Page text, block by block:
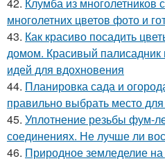
многолетних цветов фото и
43. Как красиво посадить
домом. Красивый
идей для вдохновения
44. Планировка сада и
правильно выбрать место
45. Уплотнение резьбы фум-
соединениях. Не лучше ли
46. Природное земледелие